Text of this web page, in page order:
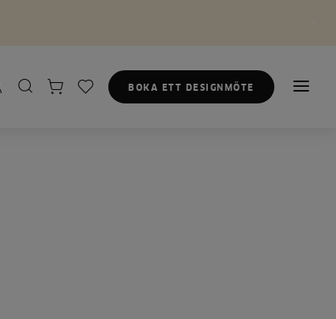
BOKA ETT DESIGNMÖTE